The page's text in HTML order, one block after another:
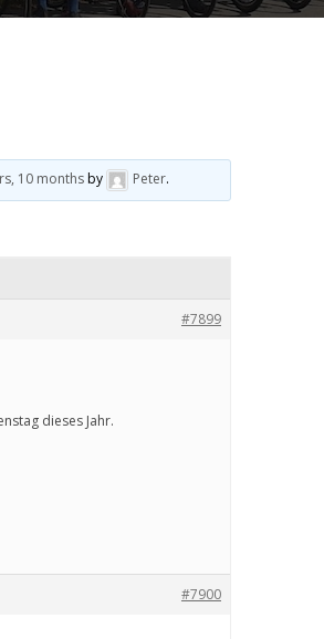
10 monthsby Peter.
#7899
dieses Jahr.
#7900